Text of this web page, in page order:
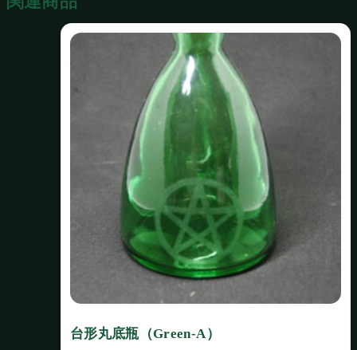
個
台形丸底瓶（Green‐A）